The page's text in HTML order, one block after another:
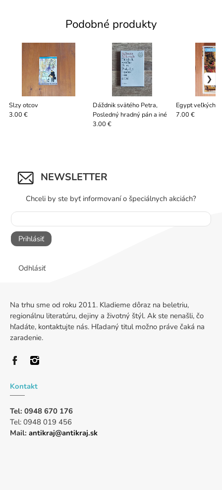
Podobné produkty
Slzy otcov
3.00 €
Dáždnik svätého Petra,
Posledný hradný pán a iné
3.00 €
Egypt veľkých
7.00 €
NEWSLETTER
Chceli by ste byť informovaní o špeciálnych akciách?
Prihlásiť
Odhlásiť
Na trhu sme od roku 2011. Kladieme dôraz na beletriu,
regionálnu literatúru, dejiny a životný štýl. Ak ste nenašli, čo
hľadáte, kontaktujte nás. Hľadaný titul možno práve čaká na
zaradenie.
Kontakt
Tel: 0948 670 176
Tel: 0948 019 456
Mail: antikraj@antikraj.sk